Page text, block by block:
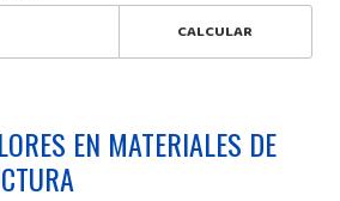
CALCULAR
EN MATERIALES DE